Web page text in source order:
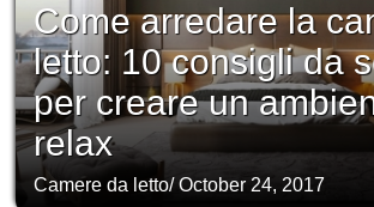
Come arredare la
letto: 10 consigli da
per creare un
relax
Camere da letto/October 24, 2017